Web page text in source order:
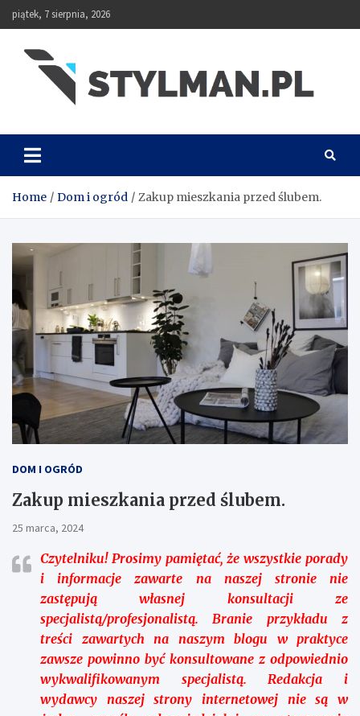
Skip
to
piątek, 7 sierpnia, 2026
Stylman
Home Dom i ogród Zakup mieszkania przed ślubem.
DOM I OGRÓD
Zakup mieszkania przed ślubem.
25 marca, 2024
Czytelniku!Prosimy pamiętać, że wszystkie porady
i informacje zawarte na naszej stronie nie
zastępują własnej konsultacji ze
specjalistą/profesjonalistą. Branie przykładu z
treści zawartych na naszym blogu w praktyce
zawsze powinno być konsultowane z odpowiednio
wykwalifikowanym specjalistą. Redakcja i
wydawcy naszej strony internetowej nie są w